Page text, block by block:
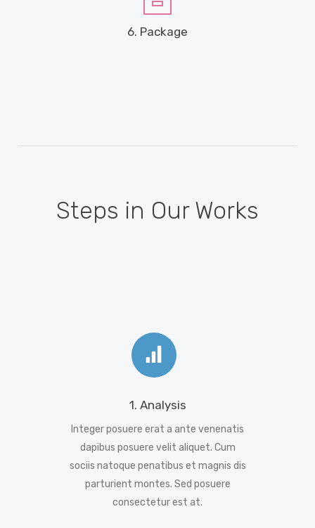
6. Package
Steps in Our Works
1. Analysis
Integer posuere erat a ante venenatis
dapibus posuere velit aliquet. Cum
sociis natoque penatibus et magnis dis
parturient montes. Sed posuere
consectetur est at.